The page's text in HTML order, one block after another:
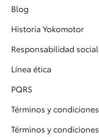
Blog
Historia Yokomotor
Responsabilidad social
Línea ética
PQRS
Términos y condiciones
Términos y